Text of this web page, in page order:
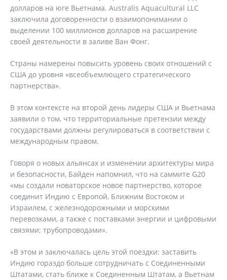
долларов на юге Вьетнама. Аustralis Aquacultural LLC
заключила договоренности о взаимопонимании о
выделении 100 миллионов долларов на расширение
своей деятельности в заливе Ван Фонг.
Страны намерены повысить уровень своих отношений с
США до уровня «всеобъемлющего стратегического
партнерства».
В этом контексте на второй день лидеры США и Вьетнама
заявили о том, что территориальные претензии между
государствами должны регулироваться в соответствии с
международным правом.
Говоря о новых альянсах и изменении архитектуры мира
и безопасности, Байден напомнил, что на саммите G20
«мы создали новаторское новое партнерство, которое
соединит Индию с Европой, Ближним Востоком и
Израилем, с железнодорожными и морскими
перевозками, а также с поставками энергии и цифровыми
связями; трубопроводами».
«В этом и заключалась цель этой поездки: заставить
Индию гораздо больше сотрудничать с Соединенными
Штатами, стать ближе к Соединенным Штатам, а Вьетнам